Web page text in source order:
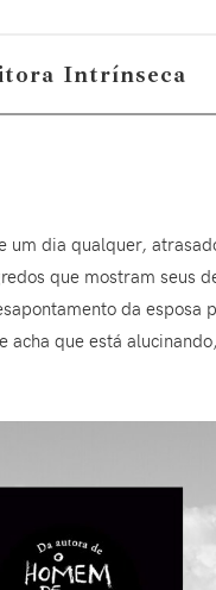
Intrínseca
um dia qualquer,
que mostram seus
da esposa
que está